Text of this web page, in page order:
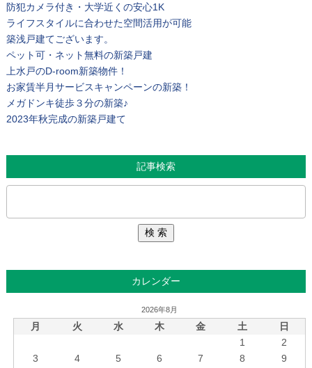
防犯カメラ付き・大学近くの安心1K
ライフスタイルに合わせた空間活用が可能
築浅戸建てございます。
ペット可・ネット無料の新築戸建
上水戸のD-room新築物件！
お家賃半月サービスキャンペーンの新築！
メガドンキ徒歩３分の新築♪
2023年秋完成の新築戸建て
記事検索
カレンダー
2026年8月
月 火 水 木 金 土
日
1
2
3
4 5 6 7 8
9